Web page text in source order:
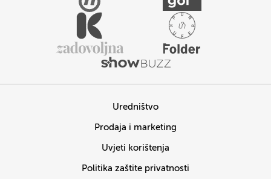
Uredništvo
Prodaja i marketing
Uvjeti korištenja
Politika zaštite privatnosti